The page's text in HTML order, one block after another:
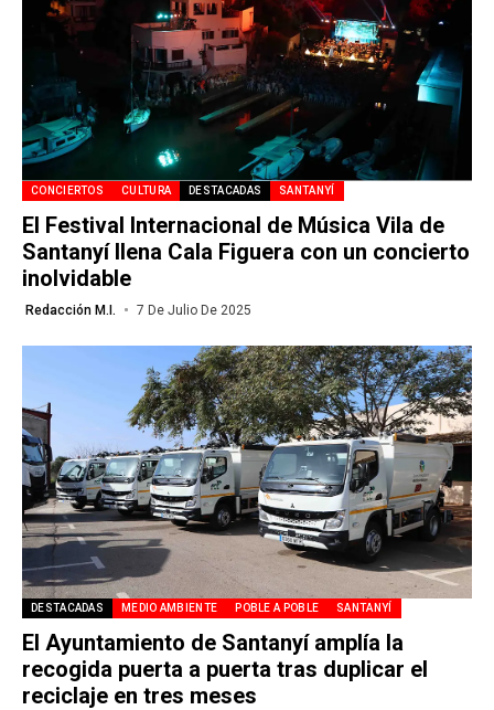
CONCIERTOS CULTURA DESTACADAS SANTANYÍ
El Festival Internacional de Música Vila de
Santanyí llena Cala Figuera con un concierto
inolvidable
Redacción M.I. 7 De Julio De 2025
DESTACADAS MEDIO AMBIENTE POBLE A POBLE SANTANYÍ
El Ayuntamiento de Santanyí amplía la
recogida puerta a puerta tras duplicar el
reciclaje en tres meses